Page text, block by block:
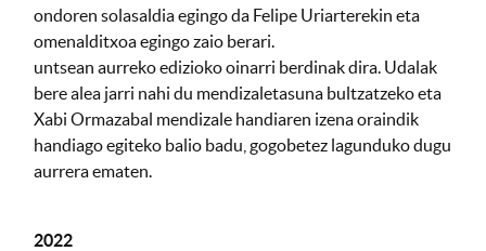
ondoren solasaldia egingo da Felipe Uriarterekin eta
omenalditxoa egingo zaio berari.
untsean aurreko edizioko oinarri berdinak dira. Udalak
bere alea jarri nahi du mendizaletasuna bultzatzeko eta
Xabi Ormazabal mendizale handiaren izena oraindik
handiago egiteko balio badu, gogobetez lagunduko dugu
aurrera ematen.
2022